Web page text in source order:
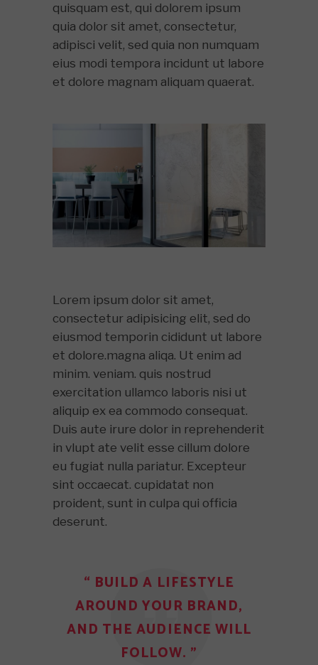
quisquam est, qui dolorem ipsum
quia dolor sit amet, consectetur,
adipisci velit, sed quia non numquam
eius modi tempora incidunt ut labore
et dolore magnam aliquam quaerat.
Lorem ipsum dolor sit amet,
consectetur adipisicing elit, sed do
eiusmod temporin cididunt ut labore
et dolore.magna aliqa. Ut enim ad
minim. veniam. quis nostrud
exercitation ullamco laboris nisi ut
aliquip ex ea commodo consequat.
Duis aute irure dolor in reprehenderit
in vlupt ate velit esse cillum dolore
eu fugiat nulla pariatur. Excepteur
sint occaecat. cupidatat non
proident, sunt in culpa qui officia
deserunt.
“ BUILD A LIFESTYLE
AROUND YOUR BRAND,
AND THE AUDIENCE WILL
FOLLOW. ”